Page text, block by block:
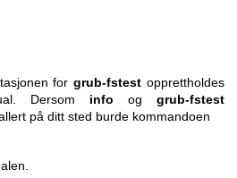
forgrub-fstest opprettholdes
Dersom info og grub-fstest
på ditt sted burde kommandoen